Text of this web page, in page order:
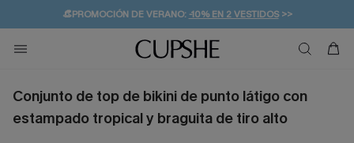
👒PROMOCIÓN DE VERANO:-10% EN 2 VESTIDOS>>
💌¡SUSCRIBIRSE & GANAR -10% EXTRA!
🚚ENVÍO GRATUITO A PARTIR DE 49 € >>
Conjunto de top de bikini de punto látigo con
estampado tropical y braguita de tiro alto